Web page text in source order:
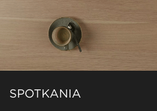
SPOTKANIA